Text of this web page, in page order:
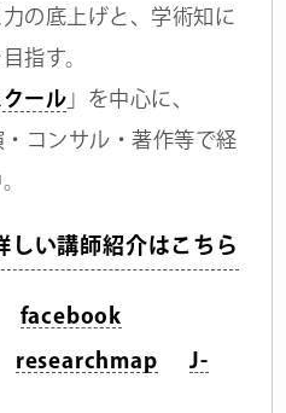
の底上げと、学術知に
指す。
ール 」を中心に、
コンサル・著作等で経
しい講師紹介はこちら
facebook
researchmap J-